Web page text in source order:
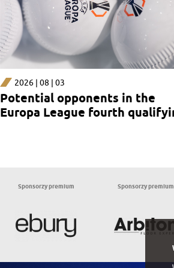
2026 | 08 | 03
Potential opponents in the
Europa League fourth
Sponsorzy premium Sponsorzy premium